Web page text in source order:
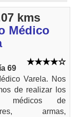
kms
Médico
69
Varela. Nos
de realizar los
médicos de
armas,